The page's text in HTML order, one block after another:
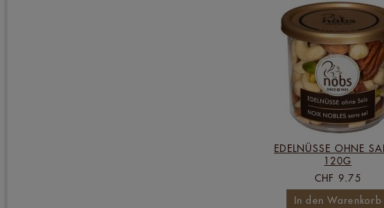
EDELNÜSSE OHNE
120G
CHF 9.75
In den Warenkorb